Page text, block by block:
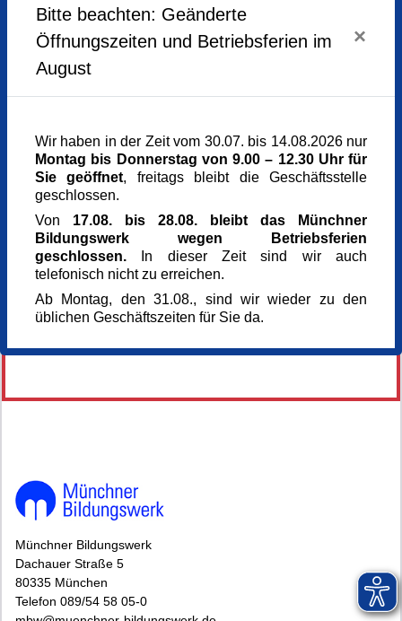
Dienstag,21.10.2025, 14.00 - 16.15 Uhr
Veranstaltungsort
Ignaz-Günther-Haus
St.-Jakobs-Platz 20
80331 München
Kursgebühr
15 €
Referent_in
Ina Pauli
Dipl Ing (FH) Architektur
Anmeldung bis
20.10.2025
Kursnummer
164497
Veranstaltung teilen
Münchner Bildungswerk
Dachauer Straße 5
80335 München
Telefon 089/54 58 05-0
Bitte beachten: Geänderte
Öffnungszeiten und Betriebsferien im
August
×
Wir haben in der Zeit vom 30.07. bis 14.08.2026 nur
Montag bis Donnerstag von 9.00 – 12.30 Uhr für
Sie geöffnet, freitags bleibt die Geschäftsstelle
geschlossen.
Von 17.08. bis 28.08. bleibt das Münchner
Bildungswerk wegen Betriebsferien
geschlossen. In dieser Zeit sind wir auch
telefonisch nicht zu erreichen.
Ab Montag, den 31.08., sind wir wieder zu den
üblichen Geschäftszeiten für Sie da.